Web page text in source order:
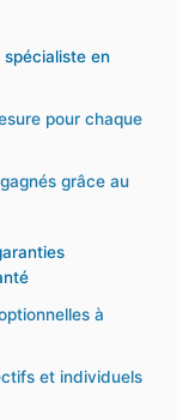
spécialiste en
pour chaque
grâce au
à
et individuels